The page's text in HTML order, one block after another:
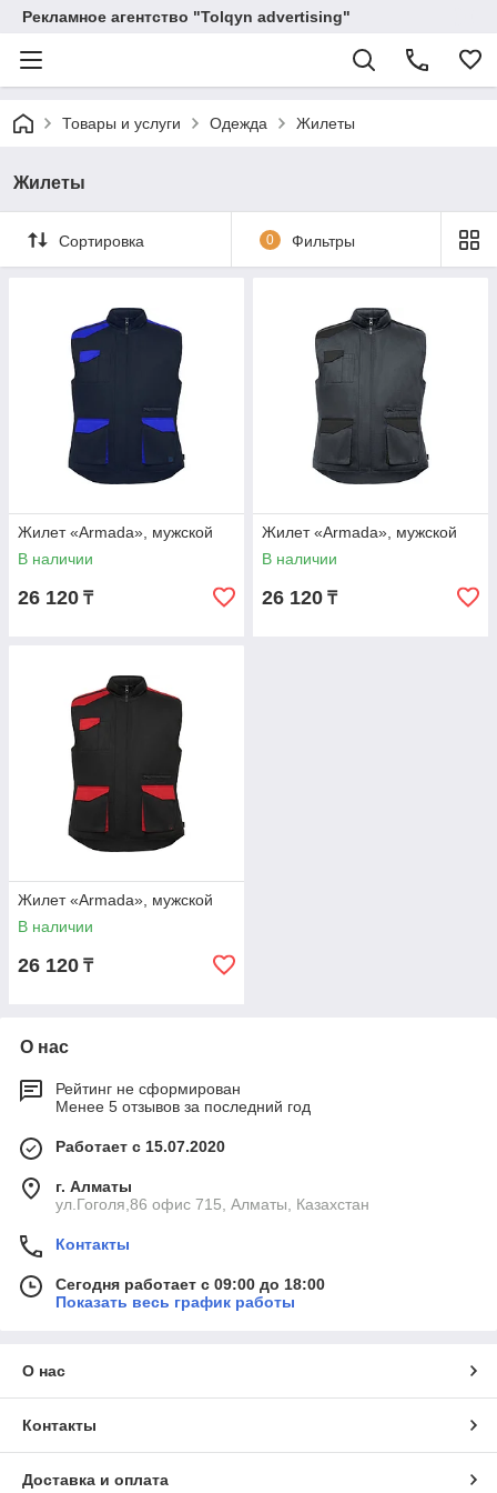
Рекламное агентство "Tolqyn advertising"
Товары и услуги Одежда Жилеты
Жилеты
Сортировка 0 Фильтры
Жилет «Armada», мужской
В наличии
26 120 ₸
Жилет «Armada», мужской
В наличии
26 120 ₸
Жилет «Armada», мужской
В наличии
26 120 ₸
О нас
Рейтинг не сформирован
Менее 5 отзывов за последний год
Работает с 15.07.2020
г. Алматы
ул.Гоголя,86 офис 715, Алматы, Казахстан
Контакты
Сегодня работает с 09:00 до 18:00
Показать весь график работы
О нас
Контакты
Доставка и оплата